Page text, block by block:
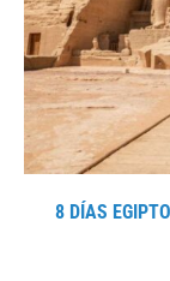
8 DÍAS